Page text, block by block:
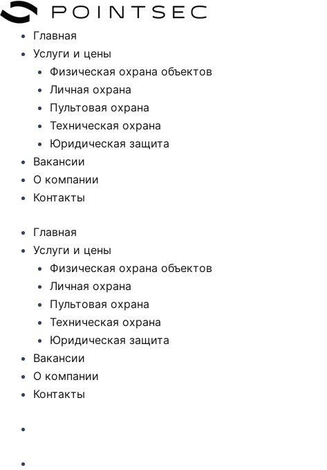
Перейти
содержимому
Главная
Услуги и цены
Физическая охрана объектов
Личная охрана
Пультовая охрана
Техническая охрана
Юридическая защита
Вакансии
О компании
Контакты
Главная
Услуги и цены
Физическая охрана объектов
Личная охрана
Пультовая охрана
Техническая охрана
Юридическая защита
Вакансии
О компании
Контакты